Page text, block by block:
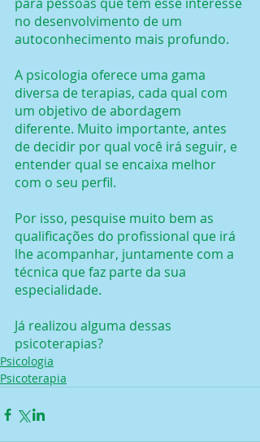
para pessoas que têm esse interesse
no desenvolvimento de um
autoconhecimento mais profundo.
A psicologia oferece uma gama
diversa de terapias, cada qual com
um objetivo de abordagem
diferente. Muito importante, antes
de decidir por qual você irá seguir, e
entender qual se encaixa melhor
com o seu perfil.
Por isso, pesquise muito bem as
qualificações do profissional que irá
lhe acompanhar, juntamente com a
técnica que faz parte da sua
especialidade.
Já realizou alguma dessas
psicoterapias?
Psicologia
Psicoterapia